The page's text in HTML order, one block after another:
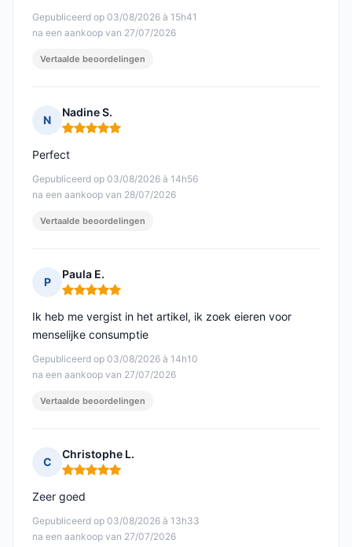
Gepubliceerd op 03/08/2026 à 15h41
na een aankoop van 27/07/2026
Vertaalde beoordelingen
N
Nadine S.
Opmerking: 5 van 5
Gepubliceerd op 03/08/2026 à 14h56
na een aankoop van 28/07/2026
Perfect
Vertaalde beoordelingen
P
Paula E.
Opmerking: 5 van 5
Gepubliceerd op 03/08/2026 à 14h10
na een aankoop van 27/07/2026
Ik heb me vergist in het artikel, ik zoek eieren voor
menselijke consumptie
Vertaalde beoordelingen
C
Christophe L.
Opmerking: 5 van 5
Gepubliceerd op 03/08/2026 à 13h33
na een aankoop van 27/07/2026
Zeer goed